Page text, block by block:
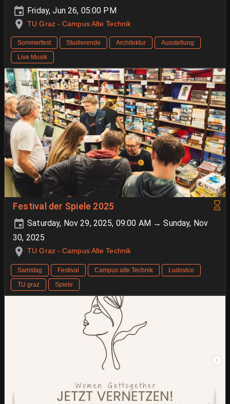
Friday, Jun 26, 05:00 PM
TU Graz - Campus Alte Technik
Sommerfest Studierende Architektur
Ausstellung
Live Musik
Festival der Spiele 2025
Saturday, Nov 29, 2025, 09:00 AM → Sunday, Nov
30, 2025
TU Graz - Campus Alte Technik
Samstag Festival Campus alte Technik
Ludovico
TU graz
Spiele